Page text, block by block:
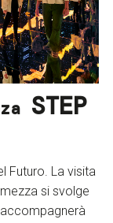
STEP
Futuro. La visita
si svolge